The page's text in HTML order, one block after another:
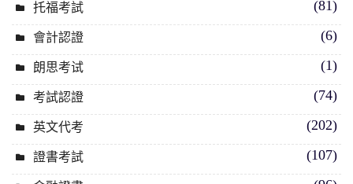
托福考試 (81)
會計認證 (6)
朗思考试 (1)
考試認證 (74)
英文代考 (202)
證書考試 (107)